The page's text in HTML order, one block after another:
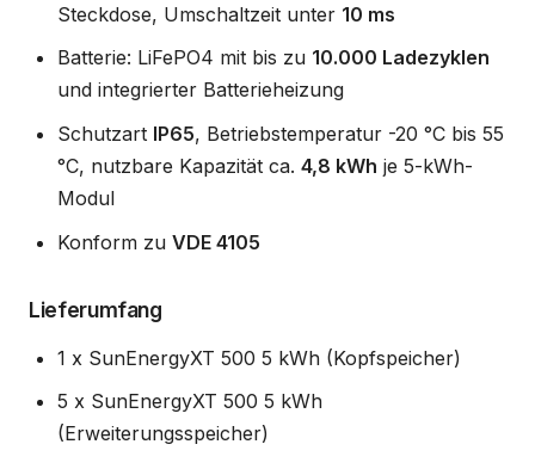
Steckdose, Umschaltzeit unter 10 ms
Batterie: LiFePO4 mit bis zu 10.000 Ladezyklen
und integrierter Batterieheizung
Schutzart IP65, Betriebstemperatur -20 °C bis 55
°C, nutzbare Kapazität ca. 4,8 kWh je 5-kWh-
Modul
Konform zu VDE 4105
Lieferumfang
1 x SunEnergyXT 500 5 kWh (Kopfspeicher)
5 x SunEnergyXT 500 5 kWh
(Erweiterungsspeicher)